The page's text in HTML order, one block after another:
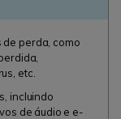
perda, como
etc.
incluindo
de áudio e e-